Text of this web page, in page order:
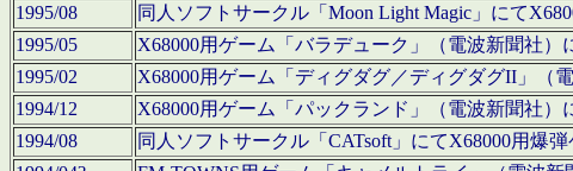
1995/08
同人ソフトサークル「Moon Light Magic」にて
1995/05
X68000用ゲーム「バラデューク」（電波新聞社）
1995/02
X68000用ゲーム「ディグダグ／ディグダグII」（
1994/12
X68000用ゲーム「パックランド」（電波新聞社）
1994/08
同人ソフトサークル「CATsoft」にてX68000用爆